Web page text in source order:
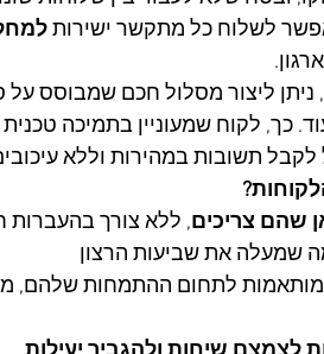
לשלוח כל מתקשר ישירות
, ניתן ליצור מסלול חכם שמבוסס
כך, לקוח שמעוניין בתמיכה
לקבל תשובות במהירות וללא
שהם צריכים, ללא צורך בהעברות
שמעלה את שביעות הרצון
לתחום ההתמחות שלהם,